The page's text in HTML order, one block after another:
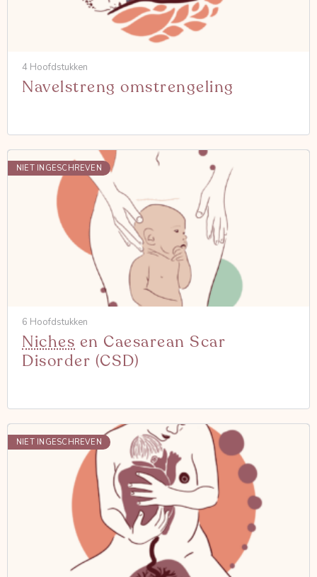
4 Hoofdstukken
Navelstreng omstrengeling
NIET INGESCHREVEN
6 Hoofdstukken
Niches en Caesarean Scar
Disorder (CSD)
NIET INGESCHREVEN